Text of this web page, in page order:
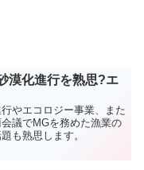
漠化進行を熟思?エ
やエコロジー事業、また
議でMGを務めた漁業の
も熟思します。